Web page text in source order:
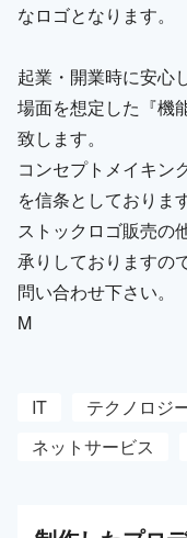
なロゴとなります。
起業・開業時に安心
場面を想定した『機
致します。
コンセプトメイキン
を信条としております
ストックロゴ販売の
承りしておりますの
問い合わせ下さい。
M
IT テクノロジ
ネットサービス